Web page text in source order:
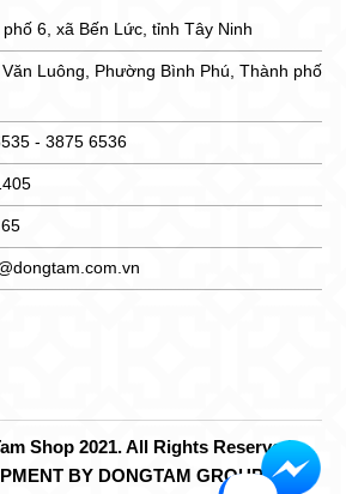
6, xã Bến Lức, tỉnh Tây Ninh
Luông, Phường Bình Phú, Thành phố
- 3875 6536
Shop 2021. All Rights Reserved.
BY DONGTAM GROUP